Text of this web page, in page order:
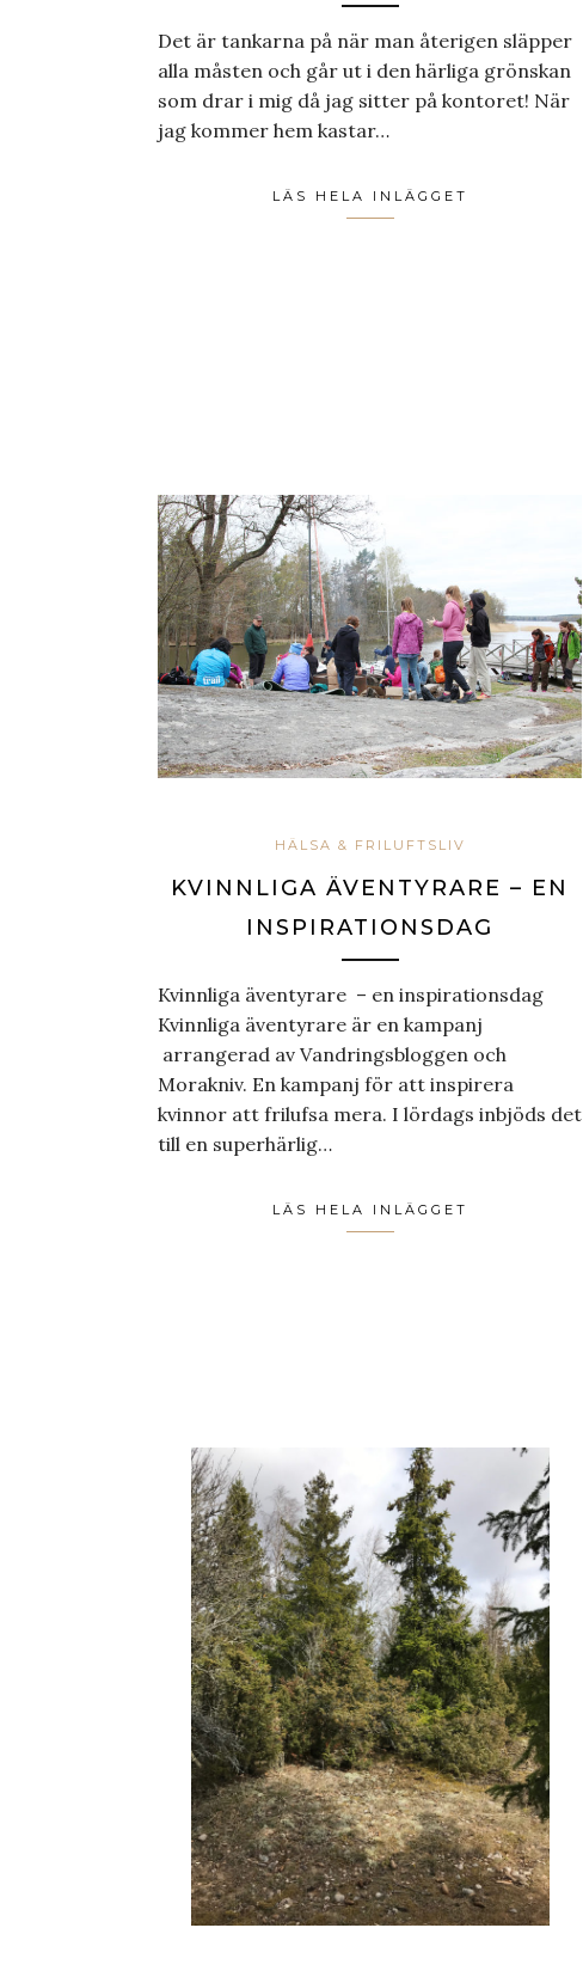
Det är tankarna på när man återigen släpper
alla måsten och går ut i den härliga grönskan
som drar i mig då jag sitter på kontoret! När
jag kommer hem kastar…
LÄS HELA INLÄGGET
HÄLSA & FRILUFTSLIV
KVINNLIGA ÄVENTYRARE – EN
INSPIRATIONSDAG
Kvinnliga äventyrare – en inspirationsdag
Kvinnliga äventyrare är en kampanj
arrangerad av Vandringsbloggen och
Morakniv. En kampanj för att inspirera
kvinnor att frilufsa mera. I lördags inbjöds det
till en superhärlig…
LÄS HELA INLÄGGET